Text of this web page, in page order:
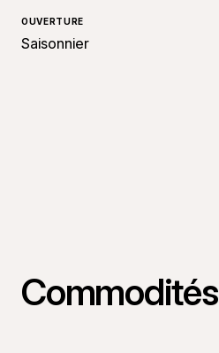
OUVERTURE
Saisonnier
Commodités